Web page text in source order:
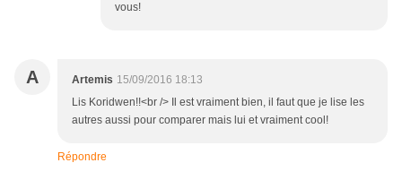
vous!
A Artemis 15/09/2016 18:13
Lis Koridwen!!<br /> Il est vraiment bien, il faut que je lise les
autres aussi pour comparer mais lui et vraiment cool!
Répondre